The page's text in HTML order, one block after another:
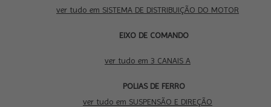
ver tudo em SISTEMA DE DISTRIBUIÇÃO DO MOTOR
EIXO DE COMANDO
ver tudo em 3 CANAIS A
POLIAS DE FERRO
ver tudo em SUSPENSÃO E DIREÇÃO